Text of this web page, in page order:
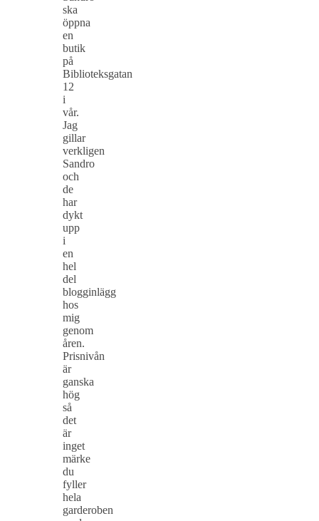
ska
öppna
en
butik
på
Biblioteksgatan
12
i
vår.
Jag
gillar
verkligen
Sandro
och
de
har
dykt
upp
i
en
hel
del
blogginlägg
hos
mig
genom
åren.
Prisnivån
är
ganska
hög
så
det
är
inget
märke
du
fyller
hela
garderoben